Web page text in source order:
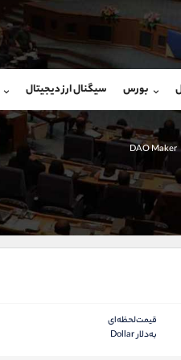
بورس سیگنال ارز دیجیتال
DAO Maker
قیمت‌لحظه‌ای
به‌دلار Dollar
شروع گفتگو
@Armteam_admin_por
107